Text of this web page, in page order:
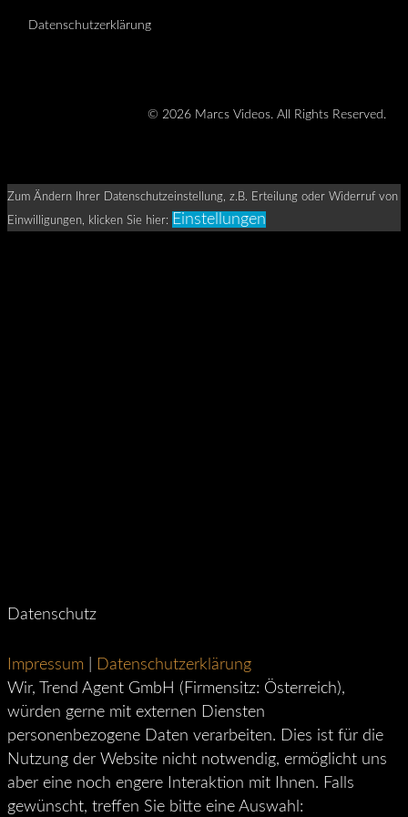
Datenschutzerklärung
© 2026 Marcs Videos. All Rights Reserved.
Zum Ändern Ihrer Datenschutzeinstellung, z.B. Erteilung oder Widerruf von
Einwilligungen, klicken Sie hier: Einstellungen
Datenschutz
Impressum
Datenschutzerklärung
Wir, Trend Agent GmbH (Firmensitz: Österreich),
würden gerne mit externen Diensten
personenbezogene Daten verarbeiten. Dies ist für die
Nutzung der Website nicht notwendig, ermöglicht uns
aber eine noch engere Interaktion mit Ihnen. Falls
gewünscht, treffen Sie bitte eine Auswahl: